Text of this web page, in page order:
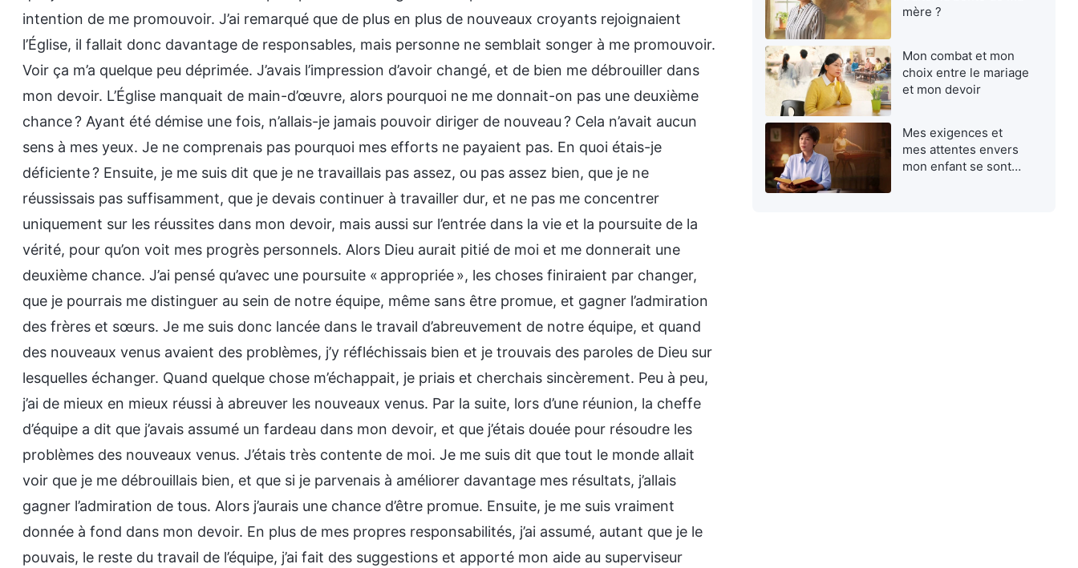
intention de me promouvoir. J’ai remarqué que de plus en plus de nouveaux croyants rejoignaient
l’Église, il fallait donc davantage de responsables, mais personne ne semblait songer à me promouvoir.
Voir ça m’a quelque peu déprimée. J’avais l’impression d’avoir changé, et de bien me débrouiller dans
mon devoir. L’Église manquait de main-d’œuvre, alors pourquoi ne me donnait-on pas une deuxième
chance ? Ayant été démise une fois, n’allais-je jamais pouvoir diriger de nouveau ? Cela n’avait aucun
sens à mes yeux. Je ne comprenais pas pourquoi mes efforts ne payaient pas. En quoi étais-je
déficiente ? Ensuite, je me suis dit que je ne travaillais pas assez, ou pas assez bien, que je ne
réussissais pas suffisamment, que je devais continuer à travailler dur, et ne pas me concentrer
uniquement sur les réussites dans mon devoir, mais aussi sur l’entrée dans la vie et la poursuite de la
vérité, pour qu’on voit mes progrès personnels. Alors Dieu aurait pitié de moi et me donnerait une
deuxième chance. J’ai pensé qu’avec une poursuite « appropriée », les choses finiraient par changer,
que je pourrais me distinguer au sein de notre équipe, même sans être promue, et gagner l’admiration
des frères et sœurs. Je me suis donc lancée dans le travail d’abreuvement de notre équipe, et quand
des nouveaux venus avaient des problèmes, j’y réfléchissais bien et je trouvais des paroles de Dieu sur
lesquelles échanger. Quand quelque chose m’échappait, je priais et cherchais sincèrement. Peu à peu,
j’ai de mieux en mieux réussi à abreuver les nouveaux venus. Par la suite, lors d’une réunion, la cheffe
d’équipe a dit que j’avais assumé un fardeau dans mon devoir, et que j’étais douée pour résoudre les
problèmes des nouveaux venus. J’étais très contente de moi. Je me suis dit que tout le monde allait
voir que je me débrouillais bien, et que si je parvenais à améliorer davantage mes résultats, j’allais
gagner l’admiration de tous. Alors j’aurais une chance d’être promue. Ensuite, je me suis vraiment
donnée à fond dans mon devoir. En plus de mes propres responsabilités, j’ai assumé, autant que je le
pouvais, le reste du travail de l’équipe, j’ai fait des suggestions et apporté mon aide au superviseur
mère ?
Mon combat et mon
choix entre le mariage
et mon devoir
Mes exigences et
mes attentes envers
mon enfant se sont